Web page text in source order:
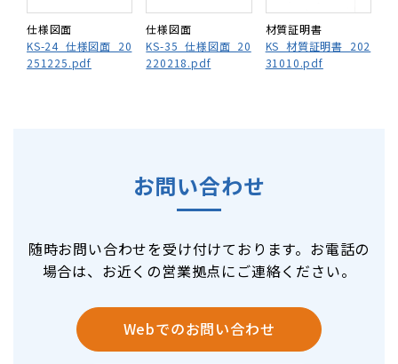
仕様図面
KS-24_仕様図面_20
251225.pdf
仕様図面
KS-35_仕様図面_20
220218.pdf
材質証明書
KS_材質証明書_202
31010.pdf
お問い合わせ
随時お問い合わせを受け付けております。お電話の
場合は、お近くの営業拠点にご連絡ください。
Webでのお問い合わせ